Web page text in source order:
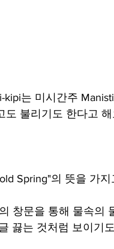
kipi는 미시간주
도 불리기도 한다고 해
Spring"의 뜻을 가지
창문을 통해 물속의
끓는 것처럼 보이기